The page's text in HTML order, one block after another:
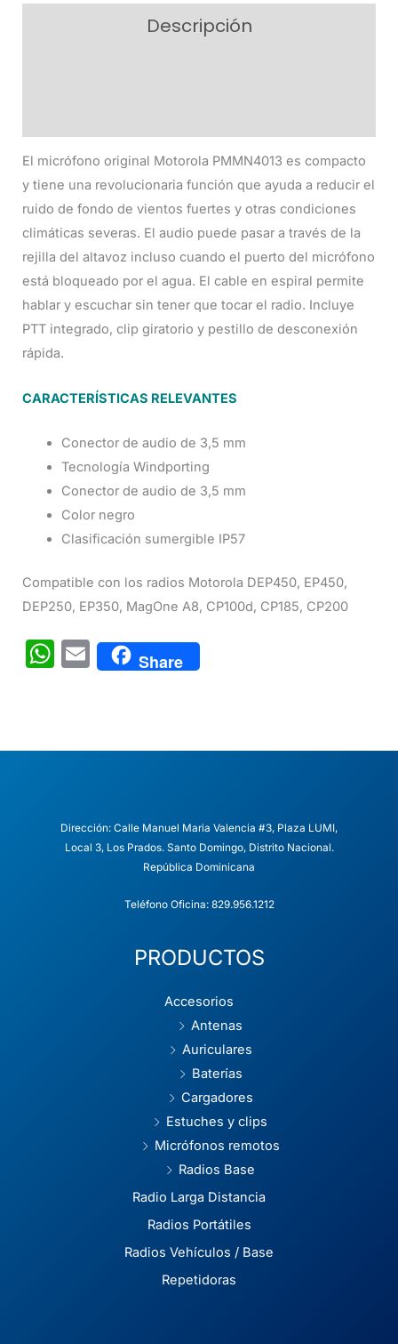
Descripción
El micrófono original Motorola PMMN4013 es compacto
y tiene una revolucionaria función que ayuda a reducir el
ruido de fondo de vientos fuertes y otras condiciones
climáticas severas. El audio puede pasar a través de la
rejilla del altavoz incluso cuando el puerto del micrófono
está bloqueado por el agua. El cable en espiral permite
hablar y escuchar sin tener que tocar el radio. Incluye
PTT integrado, clip giratorio y pestillo de desconexión
rápida.
CARACTERÍSTICAS RELEVANTES
Conector de audio de 3,5 mm
Tecnología Windporting
Conector de audio de 3,5 mm
Color negro
Clasificación sumergible IP57
Compatible con los radios Motorola DEP450, EP450,
DEP250, EP350, MagOne A8, CP100d, CP185, CP200
W
p
E
m
Share
Dirección: Calle Manuel Maria Valencia #3, Plaza LUMI,
Local 3, Los Prados. Santo Domingo, Distrito Nacional.
República Dominicana
Teléfono Oficina: 829.956.1212
PRODUCTOS
Accesorios
Antenas
Auriculares
Baterías
Cargadores
Estuches y clips
Micrófonos remotos
Radios Base
Radio Larga Distancia
Radios Portátiles
Radios Vehículos / Base
Repetidoras